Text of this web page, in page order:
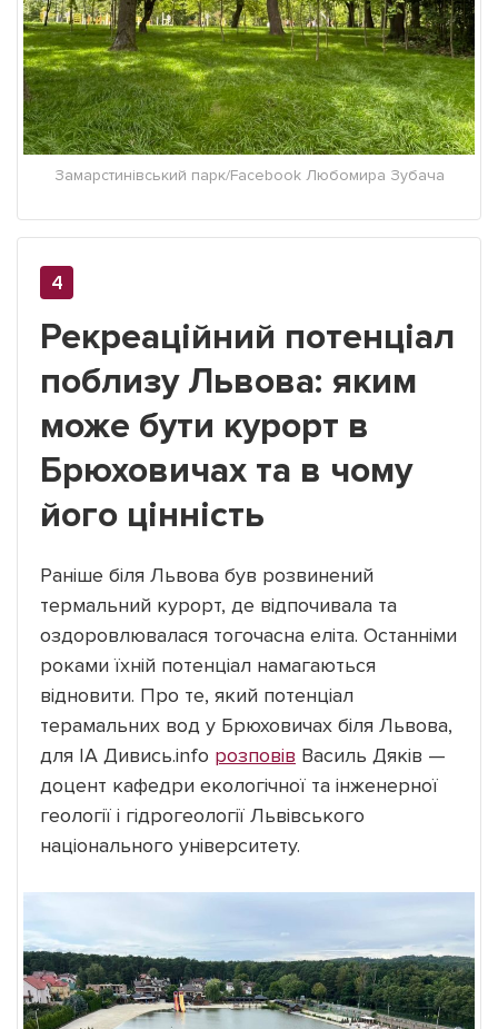
Замарстинівський парк/Facebook Любомира Зубача
Рекреаційний потенціал
поблизу Львова: яким
може бути курорт в
Брюховичах та в чому
його цінність
Раніше біля Львова був розвинений
термальний курорт, де відпочивала та
оздоровлювалася тогочасна еліта. Останніми
роками їхній потенціал намагаються
відновити. Про те, який потенціал
терамальних вод у Брюховичах біля Львова,
для ІА Дивись.info розповів Василь Дяків —
доцент кафедри екологічної та інженерної
геології і гідрогеології Львівського
національного університету.